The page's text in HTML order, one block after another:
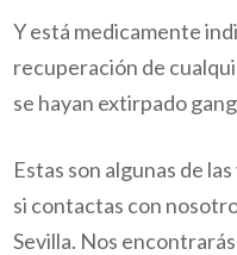
Y está medicamente
recuperación de
se hayan extirpado
Estas son algunas de
si contactas con
Sevilla. Nos